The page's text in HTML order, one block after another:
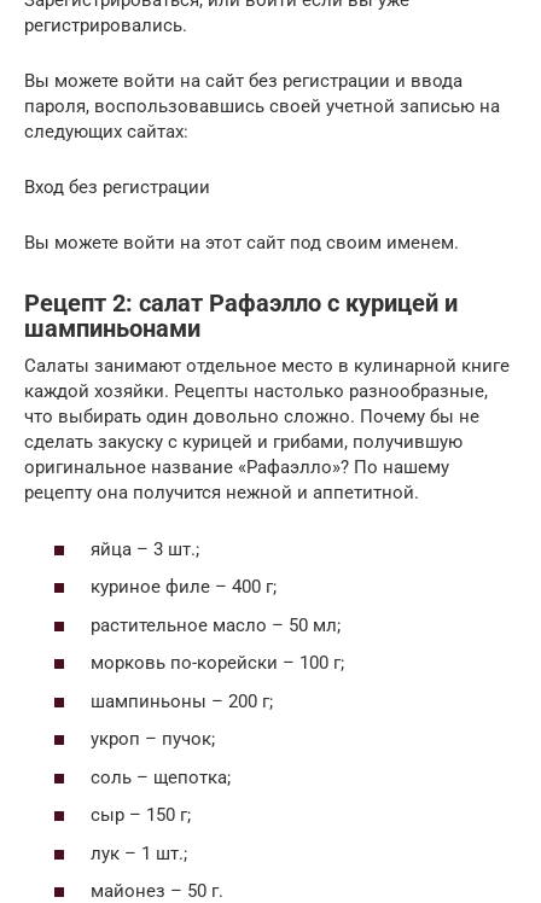
регистрировались.
Вы можете войти на сайт без регистрации и ввода
пароля, воспользовавшись своей учетной записью на
следующих сайтах:
Вход без регистрации
Вы можете войти на этот сайт под своим именем.
Рецепт 2: салат Рафаэлло с курицей и
шампиньонами
Салаты занимают отдельное место в кулинарной книге
каждой хозяйки. Рецепты настолько разнообразные,
что выбирать один довольно сложно. Почему бы не
сделать закуску с курицей и грибами, получившую
оригинальное название «Рафаэлло»? По нашему
рецепту она получится нежной и аппетитной.
яйца – 3 шт.;
куриное филе – 400 г;
растительное масло – 50 мл;
морковь по-корейски – 100 г;
шампиньоны – 200 г;
укроп – пучок;
соль – щепотка;
сыр – 150 г;
лук – 1 шт.;
майонез – 50 г.